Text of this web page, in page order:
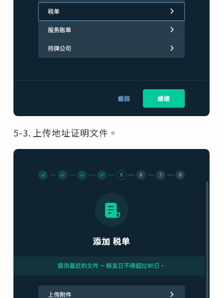
5-3. 上传地址证明文件。